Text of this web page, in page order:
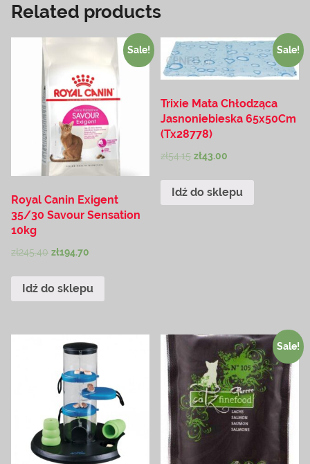
Related products
Sale!
Royal Canin Exigent
35/30 Savour Sensation
10kg
zł245.40 zł194.70
Idź do sklepu
Sale!
Trixie Mata Chłodząca
Jasnoniebieska 65x50Cm
(Tx28778)
zł54.15 zł43.00
Idź do sklepu
Sale!